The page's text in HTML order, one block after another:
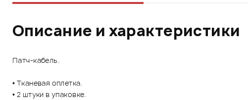
Описание и характеристики
Патч-кабель.
• Тканевая оплетка.
• 2 штуки в упаковке.